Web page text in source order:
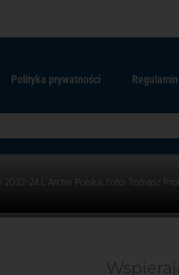
Polityka prywatności
© 2022-24 L’Arche Polska, foto: Tomasz